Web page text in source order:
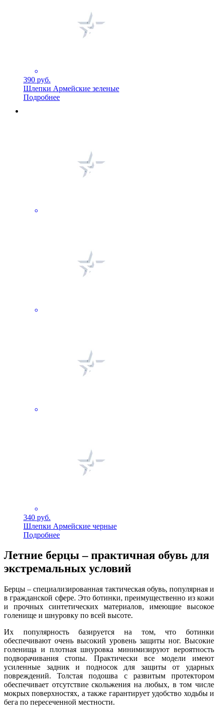
390 руб.
Шлепки Армейские зеленые
Подробнее
340 руб.
Шлепки Армейские черные
Подробнее
Летние берцы – практичная обувь для
экстремальных условий
Берцы – специализированная тактическая обувь, популярная и
в гражданской сфере. Это ботинки, преимущественно из кожи
и прочных синтетических материалов, имеющие высокое
голенище и шнуровку по всей высоте.
Их популярность базируется на том, что ботинки
обеспечивают очень высокий уровень защиты ног. Высокие
голенища и плотная шнуровка минимизируют вероятность
подворачивания стопы. Практически все модели имеют
усиленные задник и подносок для защиты от ударных
повреждений. Толстая подошва с развитым протектором
обеспечивает отсутствие скольжения на любых, в том числе
мокрых поверхностях, а также гарантирует удобство ходьбы и
бега по пересеченной местности.